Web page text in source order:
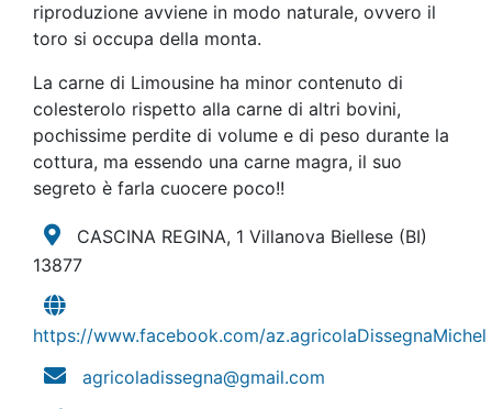
riproduzione avviene in modo naturale, ovvero il
toro si occupa della monta.
La carne di Limousine ha minor contenuto di
colesterolo rispetto alla carne di altri bovini,
pochissime perdite di volume e di peso durante la
cottura, ma essendo una carne magra, il suo
segreto è farla cuocere poco!!
CASCINA REGINA, 1 Villanova Biellese (BI)
13877
https://www.facebook.com/az.agricolaDissegnaMichel
agricoladissegna@gmail.com